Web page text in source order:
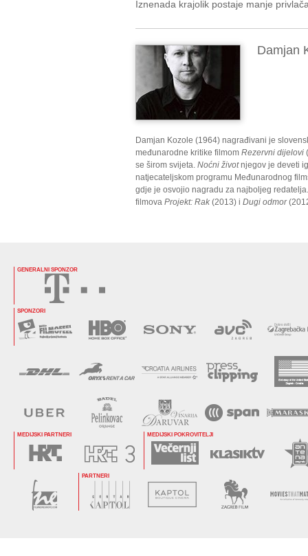
Iznenada krajolik postaje manje
Damjan
Damjan Kozole (1964) nagrađivani je
međunarodne kritike filmom Rezervni dijelovi
se širom svijeta. Noćni životnjegov je deveti
natjecateljskom programu Međunarodnog
gdje je osvojio nagradu za najboljeg
filmova Projekt: Rak (2013) i Dugi odmor
GENERALNI SPONZOR
SPONZORI
MEDIJSKI PARTNERI MEDIJSKI POKROVITELJI
PARTNERI